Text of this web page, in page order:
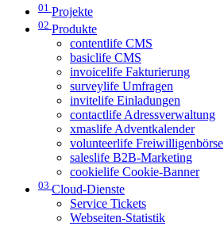
01 Projekte
02 Produkte
contentlife CMS
basiclife CMS
invoicelife Fakturierung
surveylife Umfragen
invitelife Einladungen
contactlife Adressverwaltung
xmaslife Adventkalender
volunteerlife Freiwilligenbörse
saleslife B2B-Marketing
cookielife Cookie-Banner
03 Cloud-Dienste
Service Tickets
Webseiten-Statistik